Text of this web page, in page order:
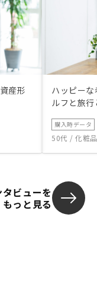
産形
ハッピー
ルフと旅
購入時データ
50代 / 化粧
ビューを
もっと見る